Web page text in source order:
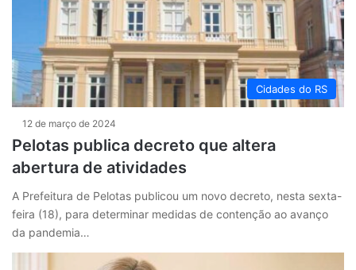
Cidades do RS
12 de março de 2024
Pelotas publica decreto que altera
abertura de atividades
A Prefeitura de Pelotas publicou um novo decreto, nesta sexta-
feira (18), para determinar medidas de contenção ao avanço
da pandemia…